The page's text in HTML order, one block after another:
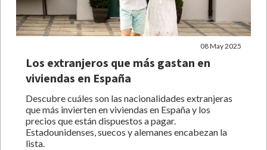
08 May 2025
Los extranjeros que más gastan en
viviendas en España
Descubre cuáles son las nacionalidades extranjeras
que más invierten en viviendas en España y los
precios que están dispuestos a pagar.
Estadounidenses, suecos y alemanes encabezan la
lista.